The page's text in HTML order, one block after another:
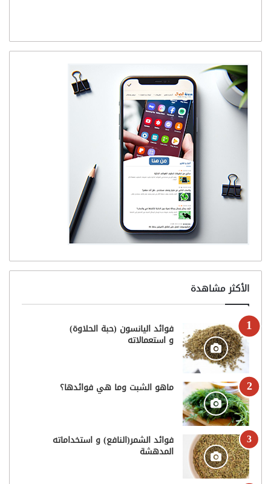
الأكثر مشاهدة
فوائد اليانسون (حبة الحلاوة)
و استعمالاته
ماهو الشبت وما هي فوائدها؟
فوائد الشمر(النافع) و استخداماته
المدهشة